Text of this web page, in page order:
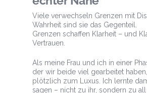
Viele verwechseln Grenzen mit
Wahrheit sind sie das Gegenteil.
Grenzen schaffen Klarheit – und
Vertrauen.
Als meine Frau und ich in einer
der wir beide viel gearbeitet
plötzlich zum Luxus. Ich lernte
sagen – nicht zu ihr, sondern zu